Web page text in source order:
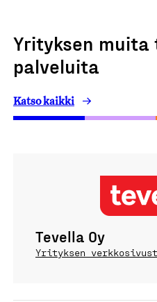
Yrityksen
palveluita
Katso kaikki
Tevella Oy
Yrityksen